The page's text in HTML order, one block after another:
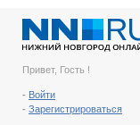
Привет, Гость !
- Войти
- Зарегистрироваться